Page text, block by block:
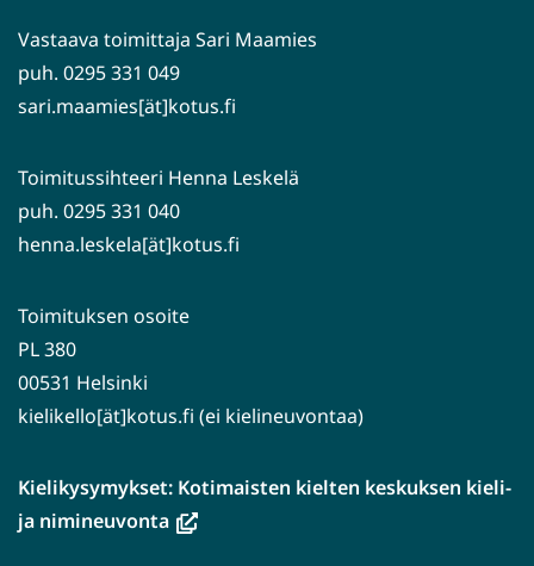
Vastaava toimittaja Sari Maamies
puh. 0295 331 049
sari.maamies[ät]kotus.fi
Toimitussihteeri Henna Leskelä
puh. 0295 331 040
henna.leskela[ät]kotus.fi
Toimituksen osoite
PL 380
00531 Helsinki
kielikello[ät]kotus.fi (ei kielineuvontaa)
Kielikysymykset: Kotimaisten kielten keskuksen kieli-
ja nimineuvonta(avautuu